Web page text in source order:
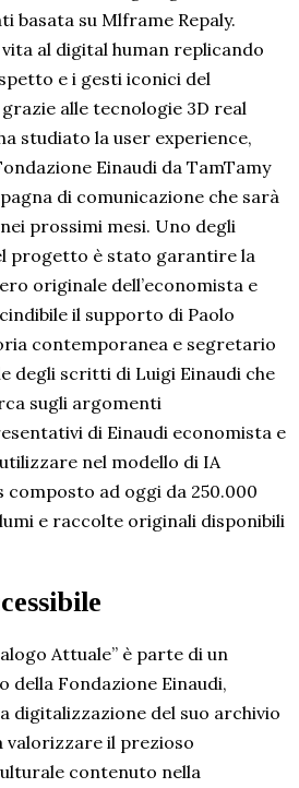
basata su Mlframe Repaly.
al digital human replicando
e i gesti iconici del
alle tecnologie 3D real
studiato la user experience,
Einaudi da TamTamy
di comunicazione che sarà
prossimi mesi. Uno degli
progetto è stato garantire la
originale dell’economista e
il supporto di Paolo
contemporanea e segretario
degli scritti di Luigi Einaudi che
sugli argomenti
di Einaudi economista e
nel modello di IA
composto ad oggi da 250.000
e raccolte originali disponibili
Attuale” è parte di un
della Fondazione Einaudi,
digitalizzazione del suo archivio
il prezioso
contenuto nella